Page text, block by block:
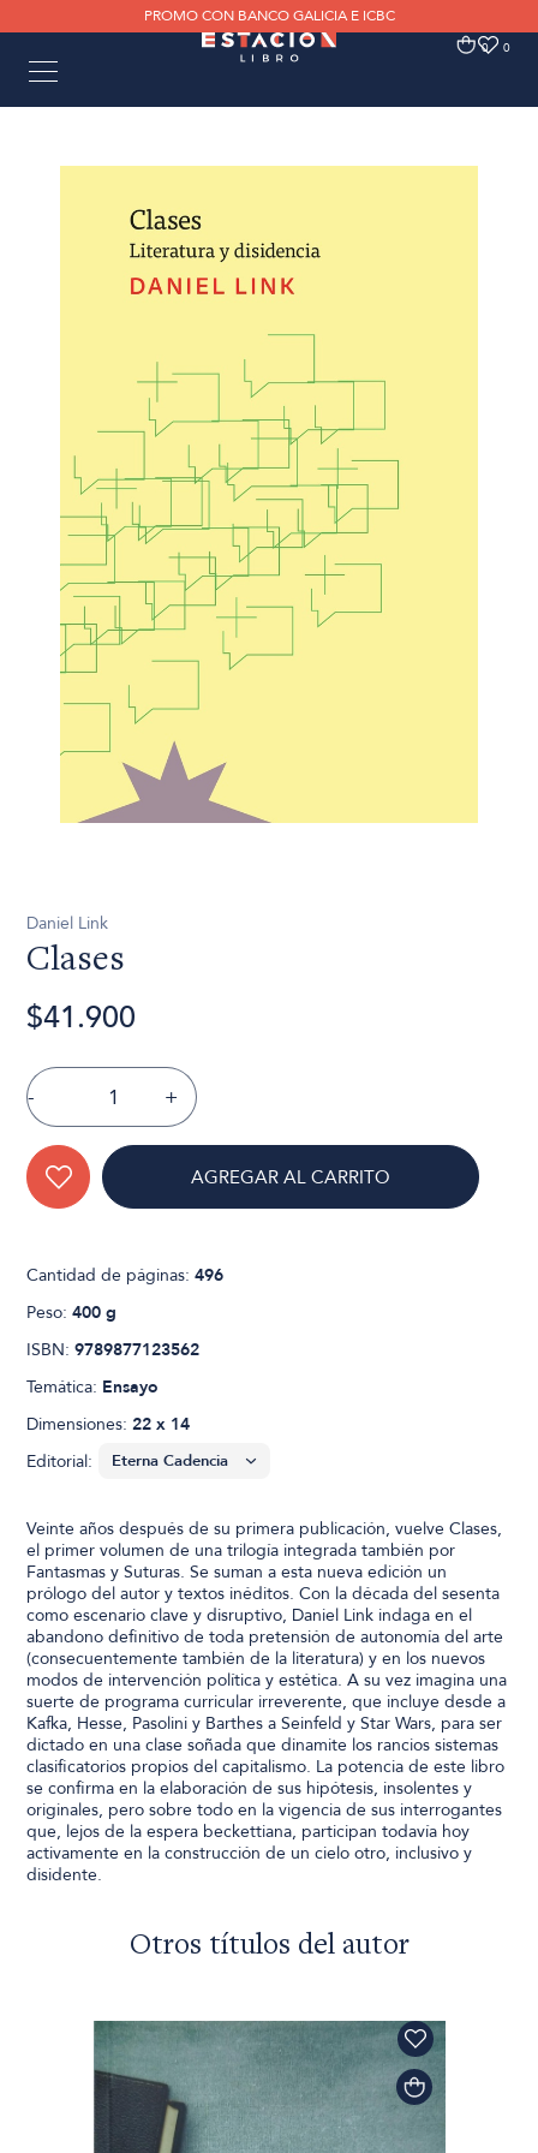
PROMO CON BANCO GALICIA E ICBC
0 0
Daniel Link
Clases
$41.900
- +
AGREGAR AL CARRITO
Cantidad de páginas:496
Peso:400 g
ISBN:9789877123562
Temática: Ensayo
Dimensiones:22 x 14
Editorial:
Veinte años después de su primera publicación, vuelve Clases,
el primer volumen de una trilogía integrada también por
Fantasmas y Suturas. Se suman a esta nueva edición un
prólogo del autor y textos inéditos. Con la década del sesenta
como escenario clave y disruptivo, Daniel Link indaga en el
abandono definitivo de toda pretensión de autonomía del arte
(consecuentemente también de la literatura) y en los nuevos
modos de intervención política y estética. A su vez imagina una
suerte de programa curricular irreverente, que incluye desde a
Kafka, Hesse, Pasolini y Barthes a Seinfeld y Star Wars, para ser
dictado en una clase soñada que dinamite los rancios sistemas
clasificatorios propios del capitalismo. La potencia de este libro
se confirma en la elaboración de sus hipótesis, insolentes y
originales, pero sobre todo en la vigencia de sus interrogantes
que, lejos de la espera beckettiana, participan todavía hoy
activamente en la construcción de un cielo otro, inclusivo y
disidente.
Otros títulos del autor